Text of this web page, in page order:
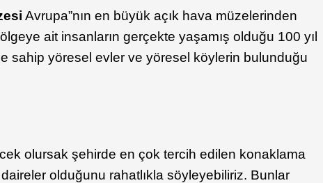
Avrupa”nın en büyük açık hava müzelerinden
ait insanların gerçekte yaşamış olduğu 100 yıl
sahip yöresel evler ve yöresel köylerin bulunduğu
olursak şehirde en çok tercih edilen konaklama
olduğunu rahatlıkla söyleyebiliriz. Bunlar